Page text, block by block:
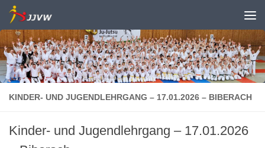
Zum Inhalt springen
KINDER- UND JUGENDLEHRGANG – 17.01.2026 – BIBERACH
Kinder- und Jugendlehrgang – 17.01.2026